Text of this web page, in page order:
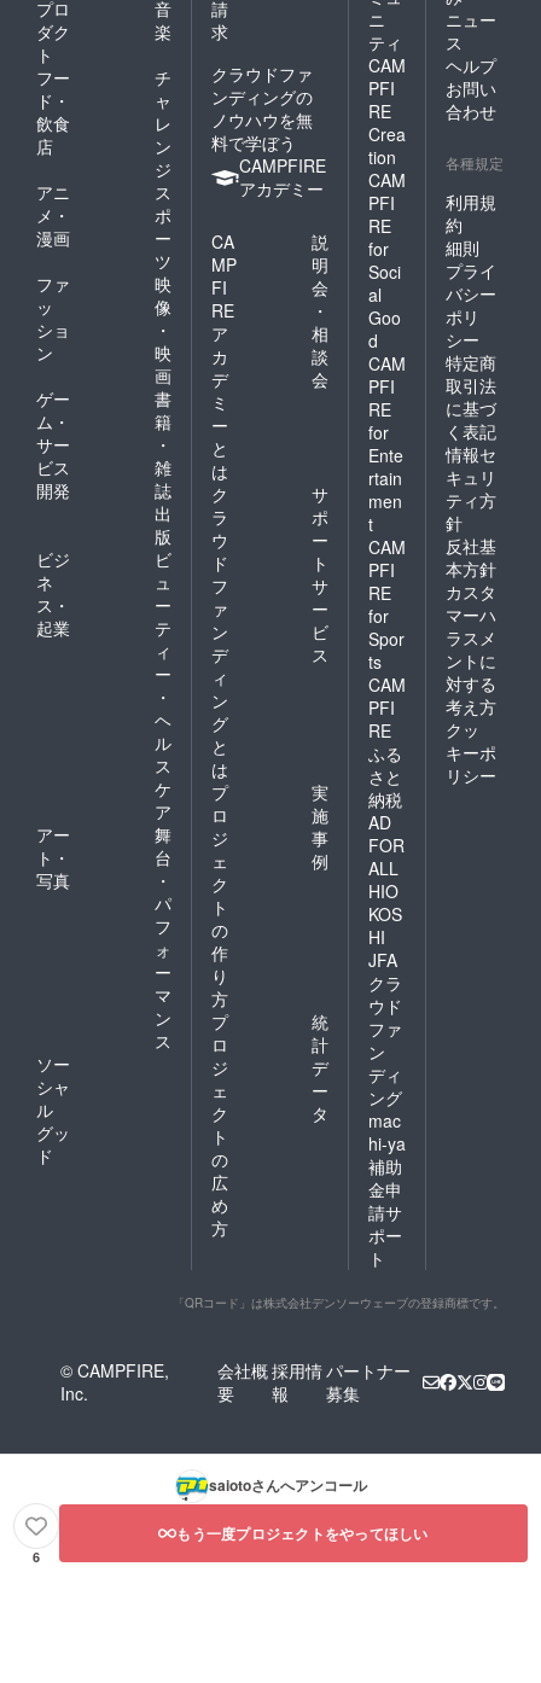
プロ
ダク
ト
音
楽
フー
ド・
飲食
店
チ
ャ
レ
ン
ジ
アニ
メ・
漫画
ス
ポ
ー
ツ
ファ
ッ
ショ
ン
映
像
・
映
画
ゲー
ム・
サー
ビス
開発
書
籍
・
雑
誌
出
版
ビジ
ネ
ス・
起業
ビ
ュ
ー
テ
ィ
ー
・
ヘ
ル
ス
ケ
ア
アー
ト・
写真
舞
台
・
パ
フ
ォ
ー
マ
ン
ス
ソー
シャ
ル
グッ
ド
請
求
クラウドファ
ンディングの
ノウハウを無
料で学ぼう
CAMPFIRE
アカデミー
CA
MP
FI
RE
ア
カ
デ
ミ
ー
と
は
説
明
会
・
相
談
会
ク
ラ
ウ
ド
フ
ァ
ン
デ
ィ
ン
グ
と
は
サ
ポ
ー
ト
サ
ー
ビ
ス
プ
ロ
ジ
ェ
ク
ト
の
作
り
方
実
施
事
例
プ
ロ
ジ
ェ
ク
ト
の
広
め
方
統
計
デ
ー
タ
ニ
ティ
CAM
PFI
RE
Crea
tion
CAM
PFI
RE
for
Soci
al
Goo
d
CAM
PFI
RE
for
Ente
rtain
men
t
CAM
PFI
RE
for
Spor
ts
CAM
PFI
RE
ふる
さと
納税
AD
FOR
ALL
HIO
KOS
HI
JFA
クラ
ウド
ファ
ン
ディ
ング
mac
hi-ya
補助
金申
請サ
ポー
ト
ニュー
ス
ヘルプ
お問い
合わせ
各種規定
利用規
約
細則
プライ
バシー
ポリ
シー
特定商
取引法
に基づ
く表記
情報セ
キュリ
ティ方
針
反社基
本方針
カスタ
マーハ
ラスメ
ントに
対する
考え方
クッ
キーポ
リシー
「QRコード」は株式会社デンソーウェーブの登録商標です。
© CAMPFIRE,
Inc.
会社概
要
採用情
報
パートナー
募集
saiotoさんへアンコール
6
もう一度プロジェクトをやってほしい